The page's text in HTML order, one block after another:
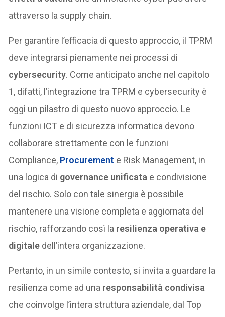
attraverso la supply chain.
Per garantire l’efficacia di questo approccio, il TPRM
deve integrarsi pienamente nei processi di
cybersecurity. Come anticipato anche nel capitolo
1, difatti, l’integrazione tra TPRM e cybersecurity è
oggi un pilastro di questo nuovo approccio. Le
funzioni ICT e di sicurezza informatica devono
collaborare strettamente con le funzioni
Compliance, Procurement e Risk Management, in
una logica di governance unificata e condivisione
del rischio. Solo con tale sinergia è possibile
mantenere una visione completa e aggiornata del
rischio, rafforzando così la resilienza operativa e
digitale dell’intera organizzazione.
Pertanto, in un simile contesto, si invita a guardare la
resilienza come ad una responsabilità condivisa
che coinvolge l’intera struttura aziendale, dal Top